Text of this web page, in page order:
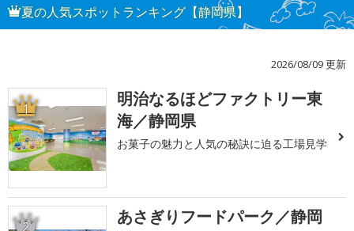
夏の人気スポットランキング【静岡県】
2026/08/09 更新
1
明治なるほどファクトリー東
海／静岡県
お菓子の魅力と人気の秘訣に迫る工場見学
2
あさぎりフードパーク／静岡